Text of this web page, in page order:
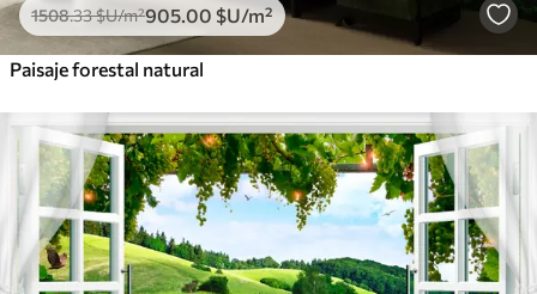
1508.33$U/m²905 .00 $U/m²
Paisaje forestal natural